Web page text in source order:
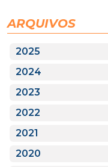
ARQUIVOS
2025
2024
2023
2022
2021
2020